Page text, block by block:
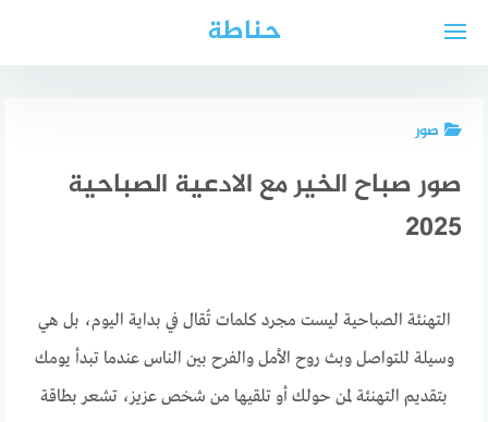
حناطة
صور
صور صباح الخير مع الادعية الصباحية
2025
التهنئة الصباحية ليست مجرد كلمات تُقال في بداية اليوم، بل هي
وسيلة للتواصل وبث روح الأمل والفرح بين الناس عندما تبدأ يومك
بتقديم التهنئة لمن حولك أو تلقيها من شخص عزيز، تشعر بطاقة